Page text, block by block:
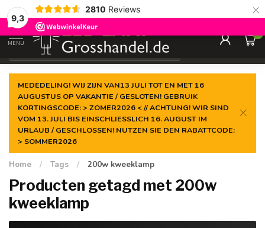
9,3
2810 Reviews ×
Gegarandeerde delaagste prijs
MENU
0
MEDEDELING! WIJ ZIJN VAN13 JULI TOT EN MET 16
AUGUSTUS OP VAKANTIE / GESLOTEN! GEBRUIK
KORTINGSCODE: > ZOMER2026 < // ACHTUNG! WIR SIND
VOM 13. JULI BIS EINSCHLIESSLICH 16. AUGUST IM
URLAUB / GESCHLOSSEN! NUTZEN SIE DEN RABATTCODE:
> SOMMER2026
Home / Tags / 200w kweeklamp
Producten getagd met 200w
kweeklamp